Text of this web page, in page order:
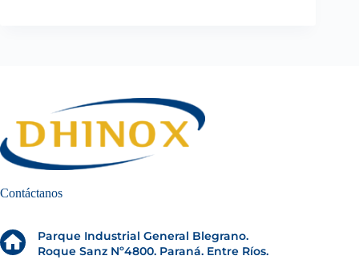
Contáctanos
Parque Industrial General Blegrano.
Roque Sanz Nº4800. Paraná. Entre Ríos.